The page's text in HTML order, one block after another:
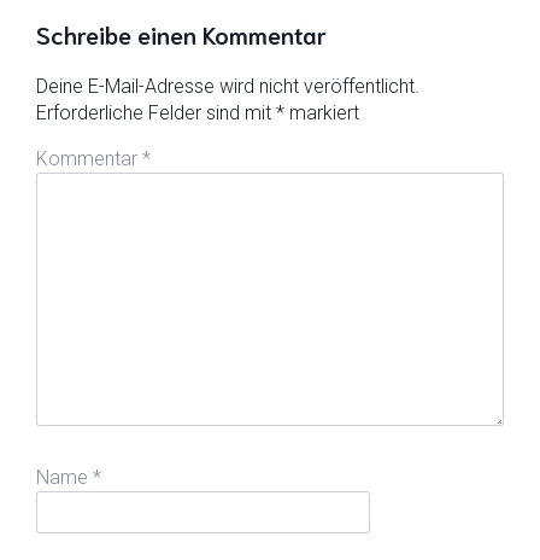
Schreibe einen Kommentar
Deine E-Mail-Adresse wird nicht veröffentlicht.
Erforderliche Felder sind mit * markiert
Kommentar *
Name *